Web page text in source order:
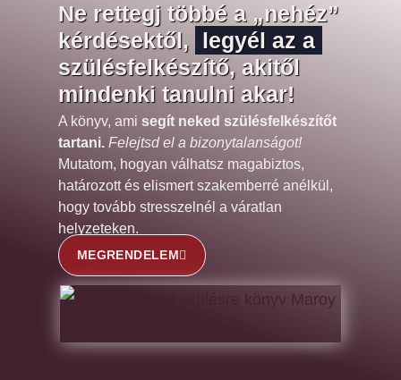
Ne rettegj többé a „nehéz”
kérdésektől, legyél az a
szülésfelkészítő, akitől
mindenki tanulni akar!
A könyv, ami segít neked szülésfelkészítőt
tartani. Felejtsd el a bizonytalanságot!
Mutatom, hogyan válhatsz magabiztos,
határozott és elismert szakemberré anélkül,
hogy tovább stresszelnél a váratlan
helyzeteken.
MEGRENDELEM